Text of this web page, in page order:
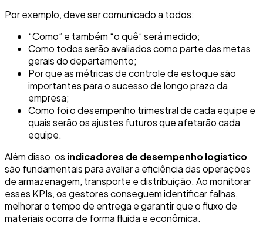
Por exemplo, deve ser comunicado a todos:
“Como” e também “o quê” será medido;
Como todos serão avaliados como parte das metas
gerais do departamento;
Por que as métricas de controle de estoque são
importantes para o sucesso de longo prazo da
empresa;
Como foi o desempenho trimestral de cada equipe e
quais serão os ajustes futuros que afetarão cada
equipe.
Além disso, os indicadores de desempenho logístico
são fundamentais para avaliar a eficiência das operações
de armazenagem, transporte e distribuição. Ao monitorar
esses KPIs, os gestores conseguem identificar falhas,
melhorar o tempo de entrega e garantir que o fluxo de
materiais ocorra de forma fluida e econômica.